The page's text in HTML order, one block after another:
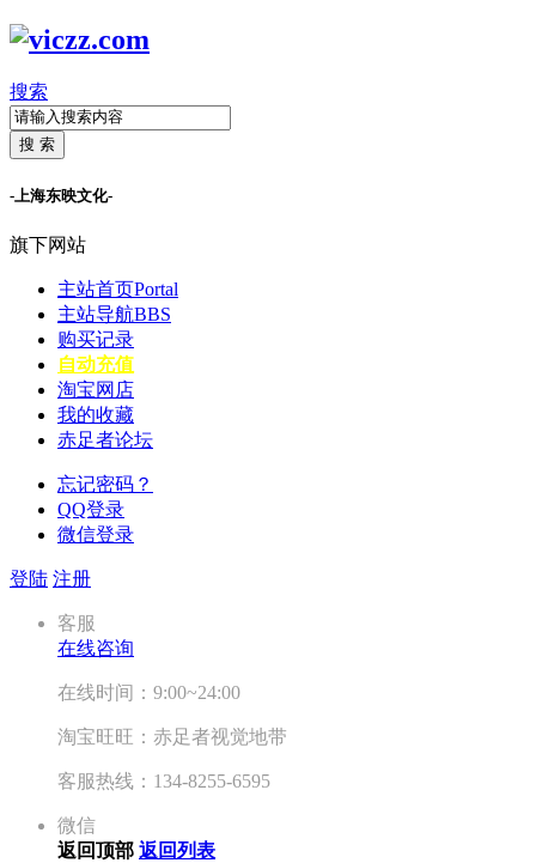
搜索
搜 索
-上海东映文化-
旗下网站
主站首页Portal
主站导航BBS
购买记录
自动充值
淘宝网店
我的收藏
赤足者论坛
忘记密码？
QQ登录
微信登录
登陆 注册
客服
在线咨询
在线时间：9:00~24:00
淘宝旺旺：赤足者视觉地带
客服热线：134-8255-6595
微信
返回顶部 返回列表